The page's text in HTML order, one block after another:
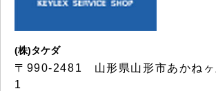
(株)タケダ
〒990-2481 山形県山形市あかね
1